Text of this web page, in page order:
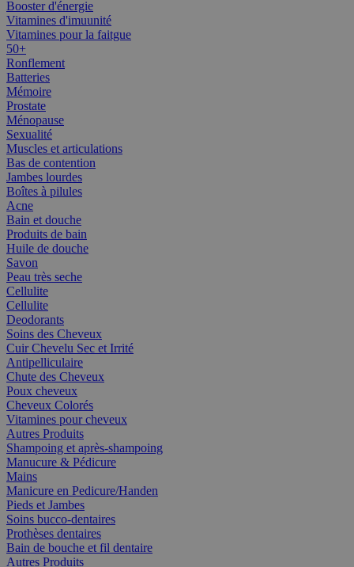
Booster d'énergie
Vitamines d'imuunité
Vitamines pour la faitgue
50+
Ronflement
Batteries
Mémoire
Prostate
Ménopause
Sexualité
Muscles et articulations
Bas de contention
Jambes lourdes
Boîtes à pilules
Acne
Bain et douche
Produits de bain
Huile de douche
Savon
Peau très seche
Cellulite
Cellulite
Deodorants
Soins des Cheveux
Cuir Chevelu Sec et Irrité
Antipelliculaire
Chute des Cheveux
Poux cheveux
Cheveux Colorés
Vitamines pour cheveux
Autres Produits
Shampoing et après-shampoing
Manucure & Pédicure
Mains
Manicure en Pedicure/Handen
Pieds et Jambes
Soins bucco-dentaires
Prothèses dentaires
Bain de bouche et fil dentaire
Autres Produits